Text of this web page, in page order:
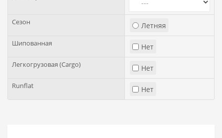
Сезон Летняя
Шипованная Нет
Легкогрузовая (Cargo) Нет
Runflat Нет